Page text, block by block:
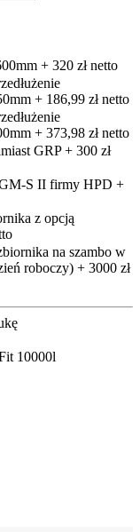
+ 320 zł netto
+ 186,99 zł netto
+ 373,98 zł netto
GRP + 300 zł
GM-S II firmy HPD +
z opcją
na szambo w
roboczy) + 3000 zł
10000l